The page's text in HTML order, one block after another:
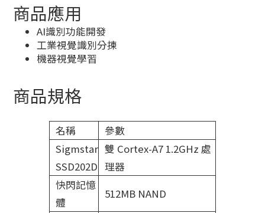
商品應用
AI識別功能開發
工業視覺識別分揀
機器視覺學習
商品規格
名稱
參數
Sigmstar
SSD202D
雙 Cortex-A7 1.2GHz 處
理器
快閃記憶
體
512MB NAND